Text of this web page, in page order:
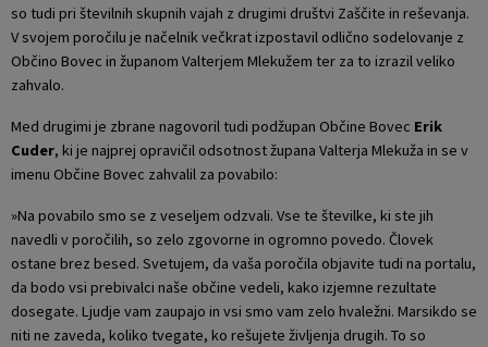
so tudi pri številnih skupnih vajah z drugimi društvi Zaščite in reševanja.
V svojem poročilu je načelnik večkrat izpostavil odlično sodelovanje z
Občino Bovec in županom Valterjem Mlekužem ter za to izrazil veliko
zahvalo.
Med drugimi je zbrane nagovoril tudi podžupan Občine Bovec Erik
Cuder, ki je najprej opravičil odsotnost župana Valterja Mlekuža in se v
imenu Občine Bovec zahvalil za povabilo:
»Na povabilo smo se z veseljem odzvali. Vse te številke, ki ste jih
navedli v poročilih, so zelo zgovorne in ogromno povedo. Človek
ostane brez besed. Svetujem, da vaša poročila objavite tudi na portalu,
da bodo vsi prebivalci naše občine vedeli, kako izjemne rezultate
dosegate. Ljudje vam zaupajo in vsi smo vam zelo hvaležni. Marsikdo se
niti ne zaveda, koliko tvegate, ko rešujete življenja drugih. To so